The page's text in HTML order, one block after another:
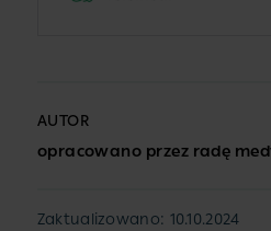
AUTOR
opracowano przez radę
Zaktualizowano: 10.10.2024